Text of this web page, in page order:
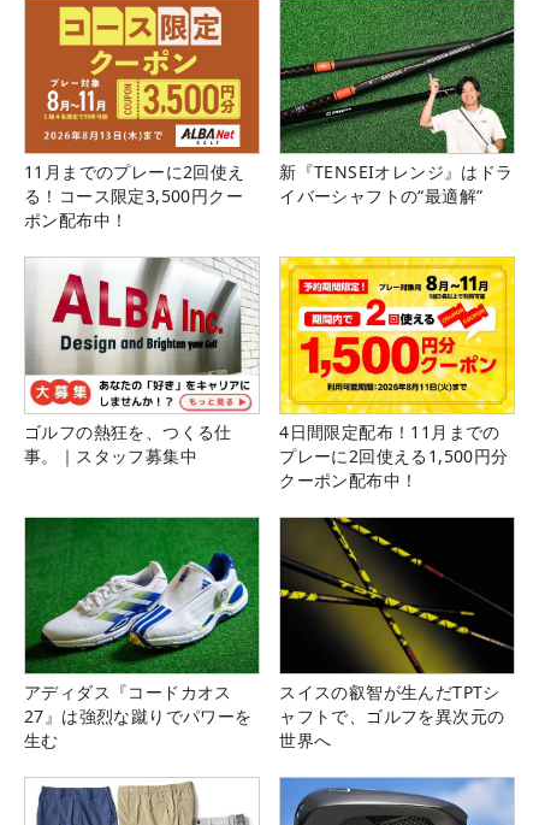
11月までのプレーに2回使え
る！コース限定3,500円クー
ポン配布中！
新『TENSEIオレンジ』はドラ
イバーシャフトの“最適解”
ゴルフの熱狂を、つくる仕
事。｜スタッフ募集中
4日間限定配布！11月までの
プレーに2回使える1,500円分
クーポン配布中！
アディダス『コードカオス
27』は強烈な蹴りでパワーを
生む
スイスの叡智が生んだTPTシ
ャフトで、ゴルフを異次元の
世界へ